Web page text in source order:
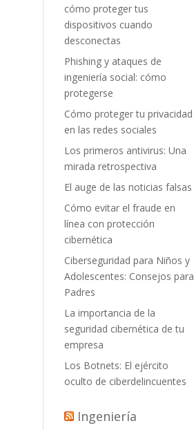
cómo proteger tus
dispositivos cuando
desconectas
Phishing y ataques de
ingeniería social: cómo
protegerse
Cómo proteger tu privacidad
en las redes sociales
Los primeros antivirus: Una
mirada retrospectiva
El auge de las noticias falsas
Cómo evitar el fraude en
línea con protección
cibernética
Ciberseguridad para Niños y
Adolescentes: Consejos para
Padres
La importancia de la
seguridad cibernética de tu
empresa
Los Botnets: El ejército
oculto de ciberdelincuentes
Ingeniería